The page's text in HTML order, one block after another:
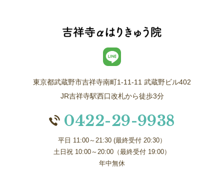
東京都武蔵野市吉祥寺南町1-11-11 武蔵野ビル402
JR吉祥寺駅西口改札から徒歩3分
0422-29-9938
平日 11:00～21:30 (最終受付 20:30）
土日祝 10:00～20:00（最終受付 19:00）
年中無休